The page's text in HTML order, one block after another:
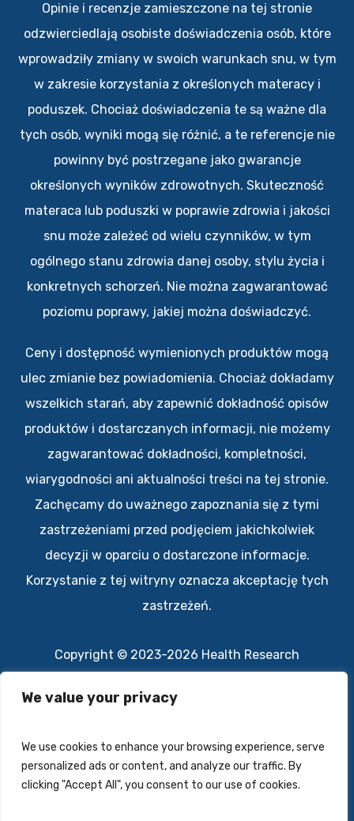
We value your privacy
We use cookies to enhance your browsing experience, serve
personalized ads or content, and analyze our traffic. By
clicking "Accept All", you consent to our use of cookies.
Opinie i recenzje zamieszczone na tej stronie
odzwierciedlają osobiste doświadczenia osób, które
wprowadziły zmiany w swoich warunkach snu, w tym
w zakresie korzystania z określonych materacy i
poduszek. Chociaż doświadczenia te są ważne dla
tych osób, wyniki mogą się różnić, a te referencje nie
powinny być postrzegane jako gwarancje
określonych wyników zdrowotnych. Skuteczność
materaca lub poduszki w poprawie zdrowia i jakości
snu może zależeć od wielu czynników, w tym
ogólnego stanu zdrowia danej osoby, stylu życia i
konkretnych schorzeń. Nie można zagwarantować
poziomu poprawy, jakiej można doświadczyć.
Ceny i dostępność wymienionych produktów mogą
ulec zmianie bez powiadomienia. Chociaż dokładamy
wszelkich starań, aby zapewnić dokładność opisów
produktów i dostarczanych informacji, nie możemy
zagwarantować dokładności, kompletności,
wiarygodności ani aktualności treści na tej stronie.
Zachęcamy do uważnego zapoznania się z tymi
zastrzeżeniami przed podjęciem jakichkolwiek
decyzji w oparciu o dostarczone informacje.
Korzystanie z tej witryny oznacza akceptację tych
zastrzeżeń.
Copyright © 2023-2026 Health Research
Kontakt